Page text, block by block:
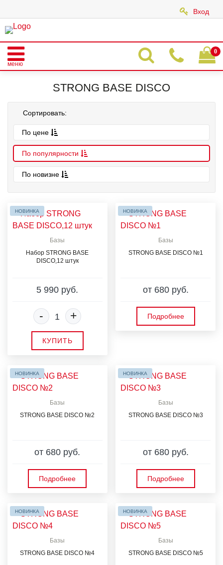
Вход
меню
0
STRONG BASE DISCO
Сортировать:
По цене
По популярности
По новизне
НОВИНКА
Базы
Набор STRONG BASE
DISCO,12 штук
5 990 руб.
- +
КУПИТЬ
НОВИНКА
Базы
STRONG BASE DISCO №1
от 680 руб.
Подробнее
НОВИНКА
Базы
STRONG BASE DISCO №2
от 680 руб.
Подробнее
НОВИНКА
Базы
STRONG BASE DISCO №3
от 680 руб.
Подробнее
НОВИНКА
Базы
STRONG BASE DISCO №4
НОВИНКА
Базы
STRONG BASE DISCO №5